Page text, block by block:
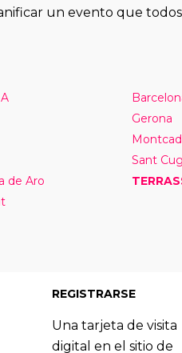
un evento que
Gerona
Sant
de Aro
REGISTRARSE
Una tarjeta de visita
digital en el sitio de